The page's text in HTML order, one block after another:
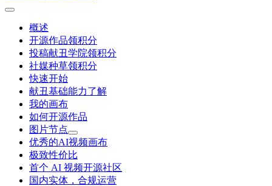
概述
开源作品领积分
投稿献丑学院领积分
社媒种草领积分
快速开始
献丑基础能力了解
我的画布
如何开源作品
图片节点
优秀的AI视频画布
极致性价比
首个 AI 视频开源社区
国内实体，合规运营